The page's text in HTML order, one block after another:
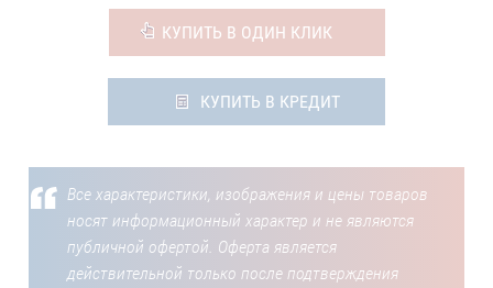
КУПИТЬ В ОДИН КЛИК
КУПИТЬ В КРЕДИТ
Все характеристики, изображения и цены товаров
носят информационный характер и не являются
публичной офертой. Оферта является
действительной только после подтверждения